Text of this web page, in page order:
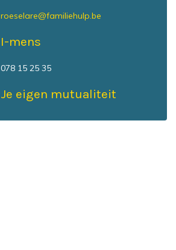
roeselare@familiehulp.be
I-mens
078 15 25 35
Je eigen mutualiteit